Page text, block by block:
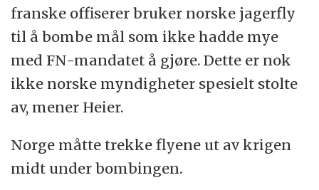
franske offiserer bruker norske jagerfly
til å bombe mål som ikke hadde mye
med FN-mandatet å gjøre. Dette er nok
ikke norske myndigheter spesielt stolte
av, mener Heier.
Norge måtte trekke flyene ut av krigen
midt under bombingen.